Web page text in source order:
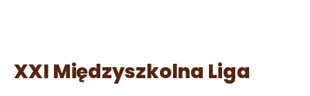
XXI Międzyszkolna Liga